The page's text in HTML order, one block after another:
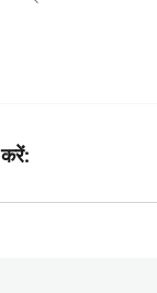
करें: